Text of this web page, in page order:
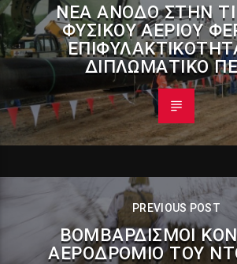
ΝΈΑ ΆΝΟΔΟ ΣΤΗΝ
ΦΥΣΙΚΟΎ ΑΕΡΊΟΥ
ΔΙΠΛΩΜΑΤΙΚΌ
PREVIOUS POST
ΒΟΜΒΑΡΔΙΣΜΟΊ
ΑΕΡΟΔΡΌΜΙΟ ΤΟΥ